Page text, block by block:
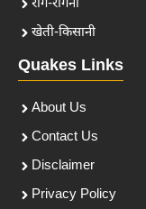
राग-रागनी
खेती-किसानी
Quakes Links
About Us
Contact Us
Disclaimer
Privacy Policy